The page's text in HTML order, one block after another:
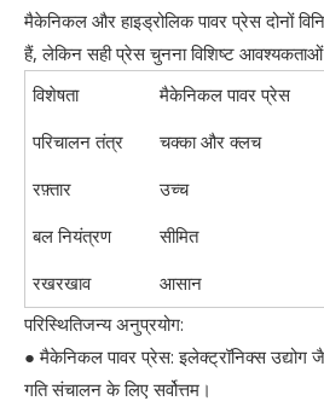
मैकेनिकल और हाइड्रोलिक पावर प्रेस दोनों
हैं, लेकिन सही प्रेस चुनना विशिष्ट आवश्यकताओं
विशेषता
मैकेनिकल पावर प्रेस
परिचालन तंत्र
चक्का और क्लच
रफ़्तार
उच्च
बल नियंत्रण
सीमित
रखरखाव
आसान
परिस्थितिजन्य अनुप्रयोग:
● मैकेनिकल पावर प्रेस: ​​इलेक्ट्रॉनिक्स उद्योग
गति संचालन के लिए सर्वोत्तम।